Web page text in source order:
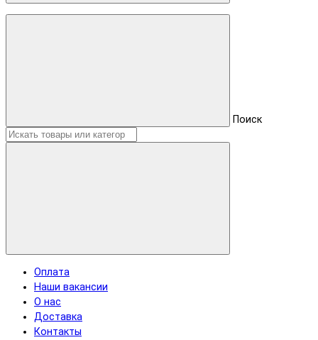
Поиск
Оплата
Наши вакансии
О нас
Доставка
Контакты